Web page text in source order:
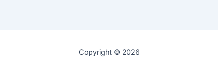
Copyright © 2026